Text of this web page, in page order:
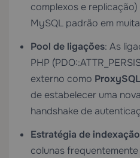
complexos e
MySQL padrão em
Pool de ligações: As
PHP
externo como ProxySQL
de estabelecer uma
handshake de
Estratégia de indexação
colunas